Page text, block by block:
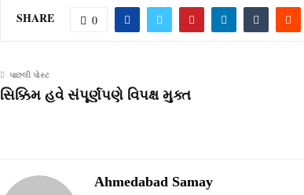
SHARE 0
પાછલી પોસ્ટ
સિક્કિમ હવે સંપૂર્ણપણે વિપક્ષ મુક્ત
Ahmedabad Samay